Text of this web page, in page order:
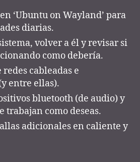
‘Ubuntu on Wayland’ para
diarias.
volver a él y revisar si
como debería.
cableadas e
entre ellas).
bluetooth (de audio) y
trabajan como deseas.
adicionales en caliente y